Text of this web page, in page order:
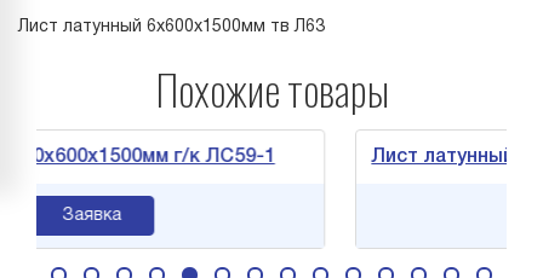
Лист латунный 6х600х1500мм тв Л63
Похожие товары
г/к ЛС59-1 Лист латунный